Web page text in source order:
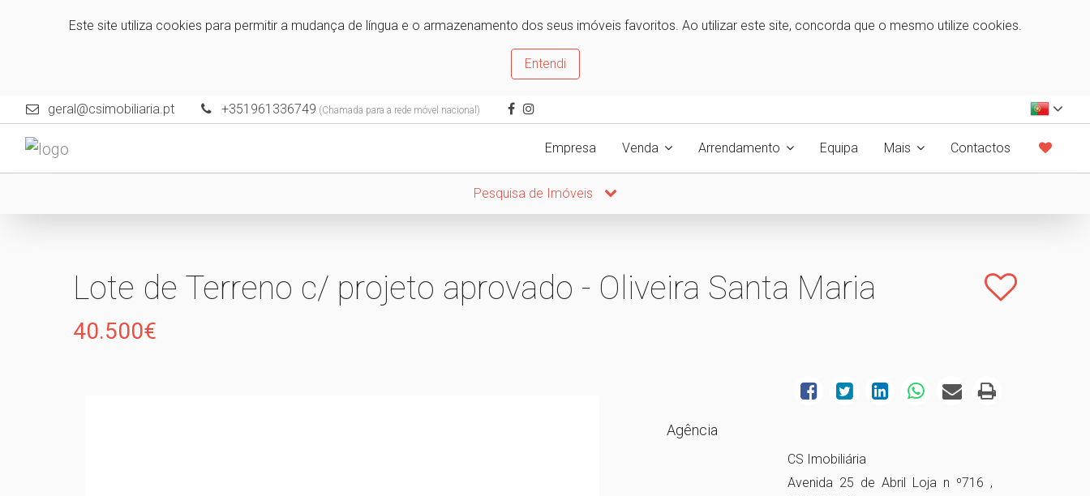
Este site utiliza cookies para permitir a mudança de língua e o armazenamento dos seus imóveis favoritos. Ao utilizar este site, concorda que o mesmo utilize cookies.
Entendi
geral@csimobiliaria.pt +351961336749 (Chamada para a rede móvel nacional)
Empresa Venda Arrendamento Equipa Mais Contactos
Pesquisa de Imóveis
Lote de Terreno c/ projeto aprovado - Oliveira Santa Maria
40.500€
Agência
CS Imobiliária
Avenida 25 de Abril Loja n º716 ,